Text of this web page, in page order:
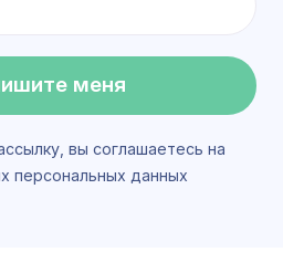
меня
вы соглашаетесь на
персональных данных